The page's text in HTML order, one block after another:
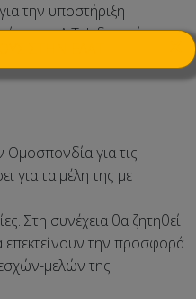
την υποστήριξη
του Α.Τ. Ηδη υπάρχει η
νοσοκομείο στο
Ομοσπονδία για τις
για τα μέλη της με
Στη συνέχεια θα ζητηθεί
επεκτείνουν την προσφορά
μελών της